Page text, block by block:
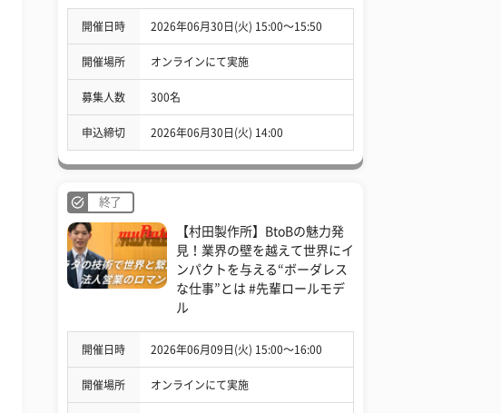
開催日時 2026年06月30日(火) 15:00〜15:50
開催場所 オンラインにて実施
募集人数 300名
申込締切 2026年06月30日(火) 14:00
終了
【村田製作所】BtoBの魅力発
見！業界の壁を越えて世界にイ
ンパクトを与える“ボーダレス
な仕事”とは #先輩ロールモデ
ル
開催日時 2026年06月09日(火) 15:00〜16:00
開催場所 オンラインにて実施